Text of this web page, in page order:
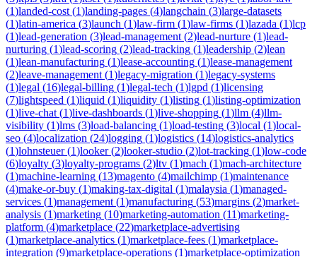
(1)landed-cost (1)landing-pages (4)langchain (3)large-datasets
(1)latin-america (3)launch (1)law-firm (1)law-firms (1)lazada (1)lcp
(1)lead-generation (3)lead-management (2)lead-nurture (1)lead-
nurturing (1)lead-scoring (2)lead-tracking (1)leadership (2)lean
(1)lean-manufacturing (1)lease-accounting (1)lease-management
(2)leave-management (1)legacy-migration (1)legacy-systems
(1)legal (16)legal-billing (1)legal-tech (1)lgpd (1)licensing
(7)lightspeed (1)liquid (1)liquidity (1)listing (1)listing-optimization
(1)live-chat (1)live-dashboards (1)live-shopping (1)llm (4)llm-
visibility (1)lms (3)load-balancing (1)load-testing (3)local (1)local-
seo (4)localization (24)logging (1)logistics (14)logistics-analytics
(1)lohnsteuer(1)looker(2)looker-studio (2)lot-tracking (1)low-code
(6)loyalty (3)loyalty-programs (2)ltv (1)mach (1)mach-architecture
(1)machine-learning (13)magento (4)mailchimp (1)maintenance
(4)make-or-buy (1)making-tax-digital (1)malaysia (1)managed-
services (1)management (1)manufacturing (53)margins (2)market-
analysis (1)marketing (10)marketing-automation (11)marketing-
platform (4)marketplace (22)marketplace-advertising
(1)marketplace-analytics (1)marketplace-fees (1)marketplace-
integration (9)marketplace-operations (1)marketplace-optimization